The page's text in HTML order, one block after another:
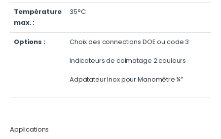
Température
max. :
35°C
Options :
Choix des connections DOE ou code 3
Indicateurs de colmatage 2 couleurs
Adpatateur Inox pour Manomètre ¼’’
Applications